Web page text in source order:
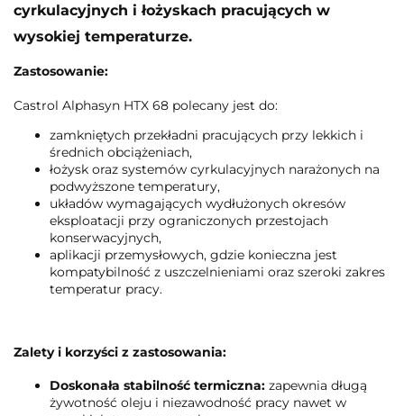
cyrkulacyjnych i łożyskach pracujących w
wysokiej temperaturze.
Zastosowanie:
Castrol Alphasyn HTX 68 polecany jest do:
zamkniętych przekładni pracujących przy lekkich i
średnich obciążeniach,
łożysk oraz systemów cyrkulacyjnych narażonych na
podwyższone temperatury,
układów wymagających wydłużonych okresów
eksploatacji przy ograniczonych przestojach
konserwacyjnych,
aplikacji przemysłowych, gdzie konieczna jest
kompatybilność z uszczelnieniami oraz szeroki zakres
temperatur pracy.
Zalety i korzyści z zastosowania:
Doskonała stabilność termiczna: zapewnia długą
żywotność oleju i niezawodność pracy nawet w